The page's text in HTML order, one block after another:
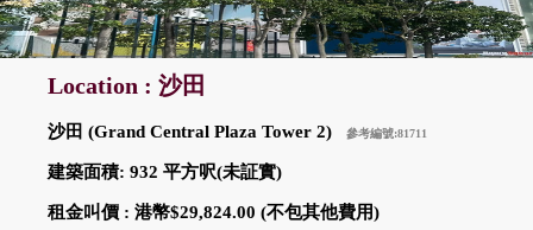
Location : 沙田
沙田 (Grand Central Plaza Tower 2) 參考編號:81711
建築面積: 932 平方呎(未証實)
租金叫價 : 港幣$29,824.00 (不包其他費用)